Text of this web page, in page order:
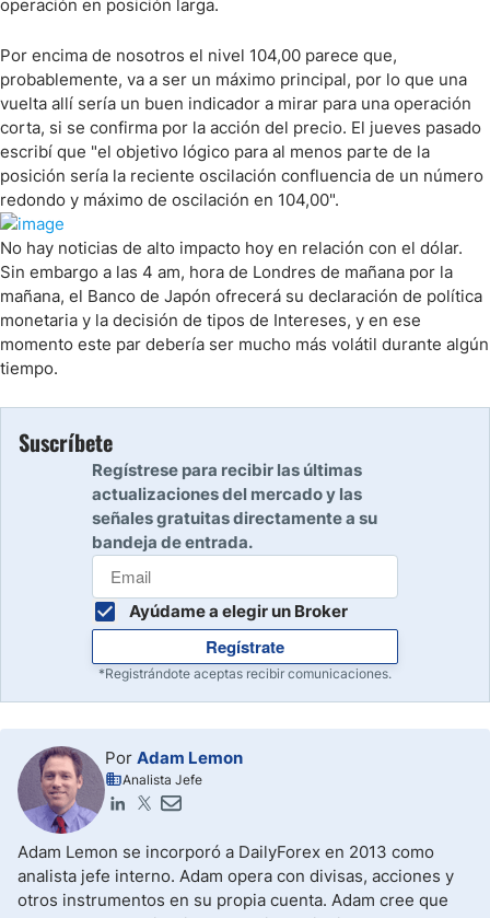
operación en posición larga.
Por encima de nosotros el nivel 104,00 parece que,
probablemente, va a ser un máximo principal, por lo que una
vuelta allí sería un buen indicador a mirar para una operación
corta, si se confirma por la acción del precio. El jueves pasado
escribí que "el objetivo lógico para al menos parte de la
posición sería la reciente oscilación confluencia de un número
redondo y máximo de oscilación en 104,00".
No hay noticias de alto impacto hoy en relación con el dólar.
Sin embargo a las 4 am, hora de Londres de mañana por la
mañana, el Banco de Japón ofrecerá su declaración de política
monetaria y la decisión de tipos de Intereses, y en ese
momento este par debería ser mucho más volátil durante algún
tiempo.
Suscríbete
Regístrese para recibir las últimas
actualizaciones del mercado y las
señales gratuitas directamente a su
bandeja de entrada.
Ayúdame a elegir un Broker
Regístrate
*Registrándote aceptas recibir comunicaciones.
Por Adam Lemon
Analista Jefe
Adam Lemon se incorporó a DailyForex en 2013 como
analista jefe interno. Adam opera con divisas, acciones y
otros instrumentos en su propia cuenta. Adam cree que